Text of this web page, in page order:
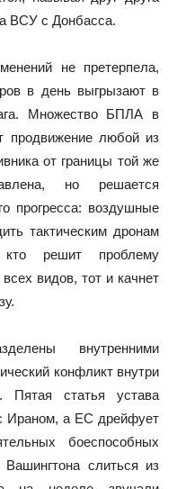
ВСУ с Донбасса.
не претерпела,
в день выгрызают в
Множество БПЛА в
продвижение любой из
от границы той же
но решается
прогресса: воздушные
тактическим дронам
решит проблему
видов, тот и качнет
внутренними
конфликт внутри
Пятая статья устава
Ираном, а ЕС дрейфует
боеспособных
слиться из